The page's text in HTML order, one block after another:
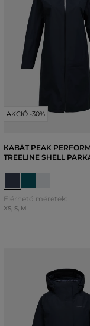
AKCIÓ -30%
KABÁT PEAK
TREELINE SHELL
Elérhető méretek:
XS, S, M